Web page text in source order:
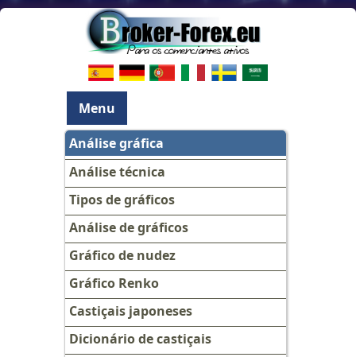
Menu
Análise gráfica
Análise técnica
Tipos de gráficos
Análise de gráficos
Gráfico de nudez
Gráfico Renko
Castiçais japoneses
Dicionário de castiçais